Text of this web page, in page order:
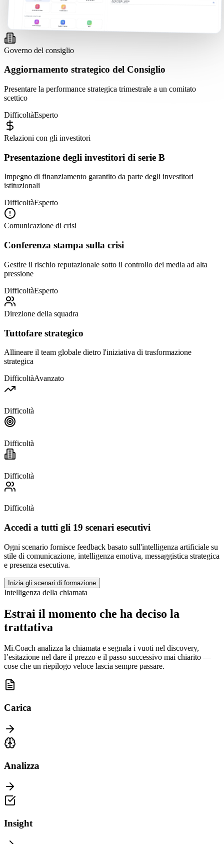
Governo del consiglio
Aggiornamento strategico del Consiglio
Presentare la performance strategica trimestrale a un comitato
scettico
DifficoltàEsperto
Relazioni con gli investitori
Presentazione degli investitori di serie B
Impegno di finanziamento garantito da parte degli investitori
istituzionali
DifficoltàEsperto
Comunicazione di crisi
Conferenza stampa sulla crisi
Gestire il rischio reputazionale sotto il controllo dei media ad alta
pressione
DifficoltàEsperto
Direzione della squadra
Tuttofare strategico
Allineare il team globale dietro l'iniziativa di trasformazione
strategica
DifficoltàAvanzato
Difficoltà
Difficoltà
Difficoltà
Difficoltà
Accedi a tutti gli 19 scenari esecutivi
Ogni scenario fornisce feedback basato sull'intelligenza artificiale su
stile di comunicazione, intelligenza emotiva, messaggistica strategica
e presenza esecutiva.
Inizia gli scenari di formazione
Intelligenza della chiamata
Estrai il momento che ha deciso la
trattativa
Mi.Coach analizza la chiamata e segnala i vuoti nel discovery,
l’esitazione nel dare il prezzo e il passo successivo mai chiarito —
cose che un riepilogo veloce lascia sempre passare.
Carica
Analizza
Insight